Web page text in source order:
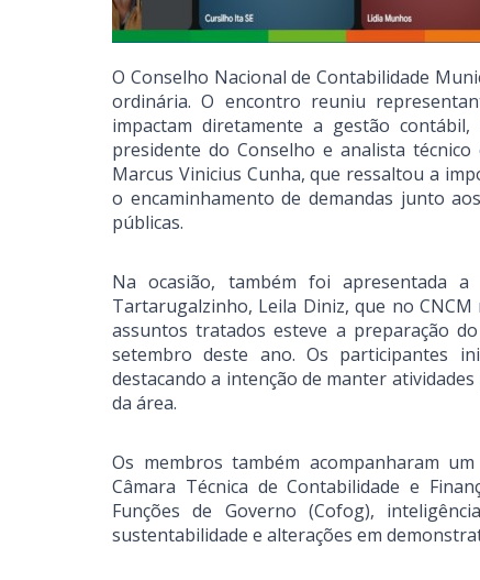
O Conselho Nacional de Contabilidade
ordinária. O encontro reuniu
impactam diretamente a gestão
presidente do Conselho e analista
Marcus Vinicius Cunha, que ressaltou a
o encaminhamento de demandas junto
públicas.
Na ocasião, também foi apresentada
Tartarugalzinho, Leila Diniz, que no
assuntos tratados esteve a preparação
setembro deste ano. Os participantes
destacando a intenção de manter
da área.
Os membros também acompanharam
Câmara Técnica de Contabilidade e
Funções de Governo (Cofog),
sustentabilidade e alterações em